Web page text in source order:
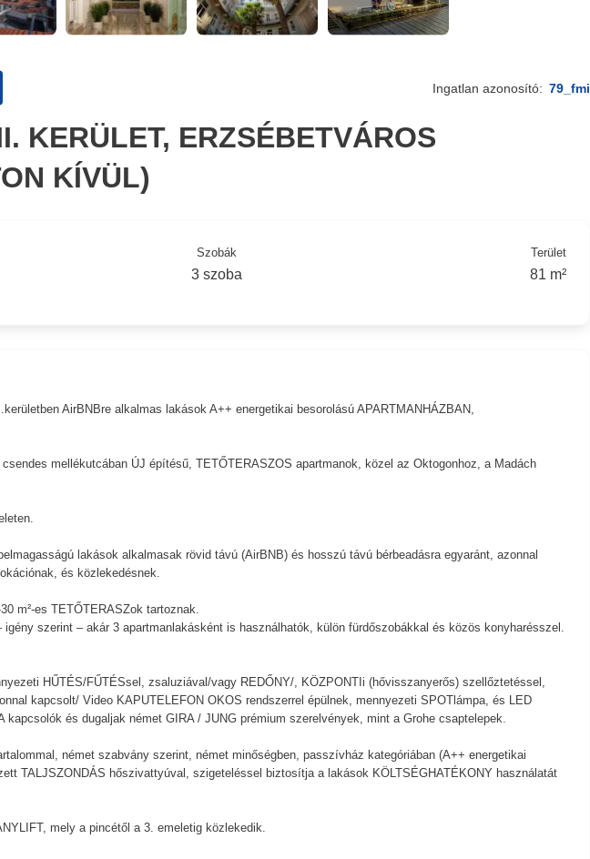
Ingatlan azonosító: 79_fmi
KERÜLET, ERZSÉBETVÁROS
KÍVÜL)
Szobák
3 szoba
Terület
81 m²
AirBNBre alkalmas lakások A++ energetikai besorolású APARTMANHÁZBAN,
mellékutcában ÚJ építésű, TETŐTERASZOS apartmanok, közel az Oktogonhoz, a Madách
lakások alkalmasak rövid távú (AirBNB) és hosszú távú bérbeadásra egyaránt, azonnal
és közlekedésnek.
m²-es TETŐTERASZok tartoznak.
igény szerint – akár 3 apartmanlakásként is használhatók, külön fürdőszobákkal és közös konyharésszel.
HŰTÉS/FŰTÉSsel, zsaluziával/vagy REDŐNY/, KÖZPONTIi (hővisszanyerős) szellőztetéssel,
kapcsolt/ Video KAPUTELEFON OKOS rendszerrel épülnek, mennyezeti SPOTlámpa, és LED
kapcsolók és dugaljak német GIRA / JUNG prémium szerelvények, mint a Grohe csaptelepek.
német szabvány szerint, német minőségben, passzívház kategóriában (A++ energetikai
TALJSZONDÁS hőszivattyúval, szigeteléssel biztosítja a lakások KÖLTSÉGHATÉKONY használatát
mely a pincétől a 3. emeletig közlekedik.